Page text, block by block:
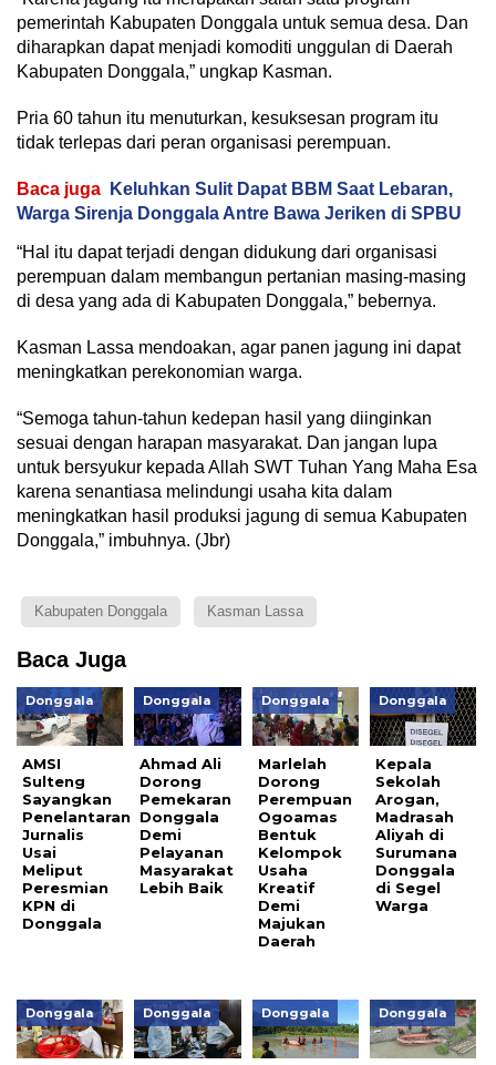
pemerintah Kabupaten Donggala untuk semua desa. Dan
diharapkan dapat menjadi komoditi unggulan di Daerah
Kabupaten Donggala,” ungkap Kasman.
Pria 60 tahun itu menuturkan, kesuksesan program itu
tidak terlepas dari peran organisasi perempuan.
Baca juga
Keluhkan Sulit Dapat BBM Saat Lebaran,
Warga Sirenja Donggala Antre Bawa Jeriken di SPBU
“Hal itu dapat terjadi dengan didukung dari organisasi
perempuan dalam membangun pertanian masing-masing
di desa yang ada di Kabupaten Donggala,” bebernya.
Kasman Lassa mendoakan, agar panen jagung ini dapat
meningkatkan perekonomian warga.
“Semoga tahun-tahun kedepan hasil yang diinginkan
sesuai dengan harapan masyarakat. Dan jangan lupa
untuk bersyukur kepada Allah SWT Tuhan Yang Maha Esa
karena senantiasa melindungi usaha kita dalam
meningkatkan hasil produksi jagung di semua Kabupaten
Donggala,” imbuhnya. (Jbr)
Kabupaten Donggala Kasman Lassa
Baca Juga
Donggala
AMSI
Sulteng
Sayangkan
Penelantaran
Jurnalis
Usai
Meliput
Peresmian
KPN di
Donggala
Donggala
Ahmad Ali
Dorong
Pemekaran
Donggala
Demi
Pelayanan
Masyarakat
Lebih Baik
Donggala
Marlelah
Dorong
Perempuan
Ogoamas
Bentuk
Kelompok
Usaha
Kreatif
Demi
Majukan
Daerah
Donggala
Kepala
Sekolah
Arogan,
Madrasah
Aliyah di
Surumana
Donggala
di Segel
Warga
Donggala Donggala Donggala Donggala